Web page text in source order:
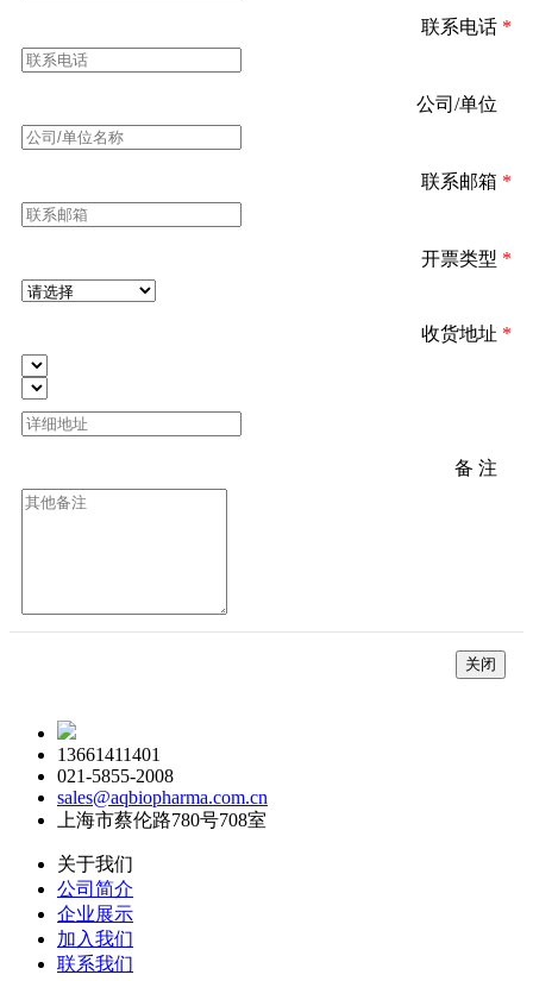
联系电话 *
公司/单位
联系邮箱 *
开票类型 *
收货地址 *
备 注
关闭
13661411401
021-5855-2008
sales@aqbiopharma.com.cn
上海市蔡伦路780号708室
关于我们
公司简介
企业展示
加入我们
联系我们